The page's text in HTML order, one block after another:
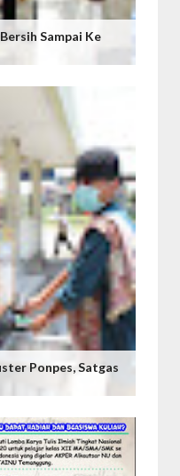
Sampai Ke
Ponpes, Satgas